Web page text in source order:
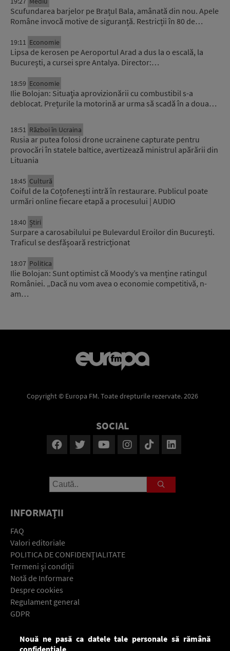
Scufundarea barjelor pe Brațul Bala, amânată din nou. Apele
Române invocă motive de siguranță. Restricții în 80 de…
19:11 Economie
Lipsa de kerosen pe Aeroportul Arad a dus la o escală, la
București, a cursei spre Antalya. Director:…
18:59 Economie
Ilie Bolojan: Situaţia aprovizionării cu combustibil s-a
deblocat. Prețurile la motorină ar urma să scadă în a doua…
18:51 Război în Ucraina
Rusia ar putea folosi drone ucrainene capturate pentru
provocări în statele baltice, avertizează ministrul apărării din
Lituania
18:45 Cultură
Coiful de la Coțofenești intră în restaurare. Publicul poate
urmări online fiecare etapă a procesului | AUDIO
18:40 Știri
Surpare a carosabilului pe Bulevardul Eroilor din București.
Traficul se desfășoară restricționat
18:07 Politica
Ilie Bolojan: Sunt optimist că Moody’s va menține ratingul
României. „Dacă nu vom avea o economie competitivă, n-
am…
Copyright © Europa FM. Toate drepturile rezervate. 2026
SOCIAL
INFORMAŢII
FAQ
Valori editoriale
POLITICA DE CONFIDENŢIALITATE
Termeni şi condiţii
Notă de Informare
Despre cookies
Regulament general
GDPR
Descarcă gratuit aplicaţia Europa FM pentru smartphone:
Nouă ne pasă ca datele tale personale să rămână
confidențiale